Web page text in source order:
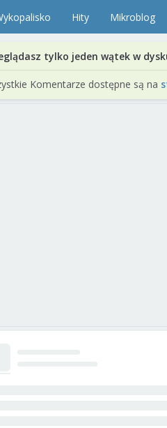
Hity Mikroblog
tylko jeden wątek w
Komentarze dostępne są na